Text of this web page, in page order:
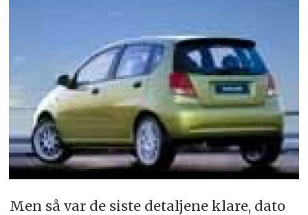
Men så var de siste detaljene klare, dato